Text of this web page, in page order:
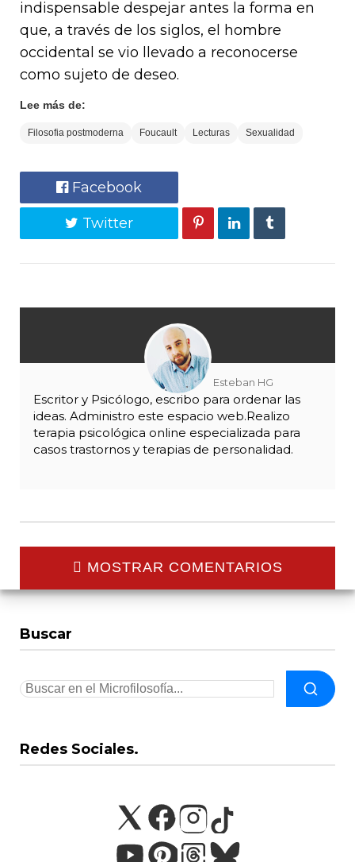
indispensable despejar antes la forma en
que, a través de los siglos, el hombre
occidental se vio llevado a reconocerse
como sujeto de deseo.
Lee más de:
Filosofia postmoderna Foucault Lecturas Sexualidad
Facebook
Twitter
Esteban HG
Escritor y Psicólogo, escribo para ordenar las
ideas. Administro este espacio web.Realizo
terapia psicológica online especializada para
casos trastornos y terapias de personalidad.
MOSTRAR COMENTARIOS
Buscar
Redes Sociales.